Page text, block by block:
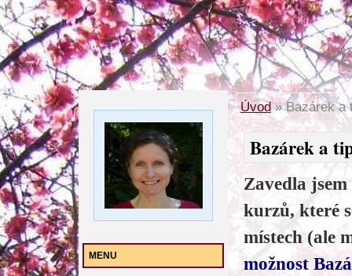
MENU
Úvod»Bazárek a
Bazárek a
Zavedla
kurzů, které
místech (ale
možnost